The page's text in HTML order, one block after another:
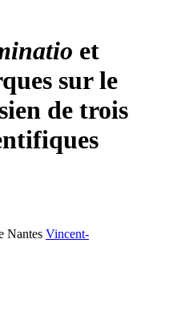
et
sur le
de trois
Nantes Vincent-